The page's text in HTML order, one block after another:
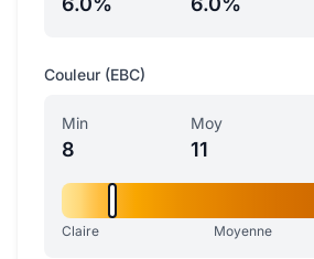
Couleur (EBC)
Min
8
Moy
11
Claire Moyenne